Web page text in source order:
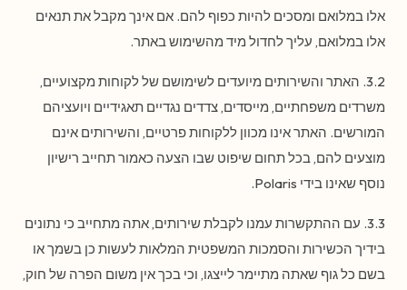
אלו במלואם ומסכים להיות כפוף להם. אם אינך מקבל את תנאים
אלו במלואם, עליך לחדול מיד מהשימוש באתר.
3.2. האתר והשירותים מיועדים לשימושם של לקוחות מקצועיים,
משרדים משפחתיים, מייסדים, צדדים נגדיים תאגידיים ויועציהם
המורשים. האתר אינו מכוון ללקוחות פרטיים, והשירותים אינם
מוצעים להם, בכל תחום שיפוט שבו הצעה כאמור תחייב רישיון
נוסף שאינו בידי Polaris.
3.3. עם ההתקשרות עמנו לקבלת שירותים, אתה מתחייב כי נתונים
בידיך הכשירות והסמכות המשפטית המלאות לעשות כן בשמך או
בשם כל גוף שאתה מתיימר לייצגו, וכי בכך אין משום הפרה של חוק,